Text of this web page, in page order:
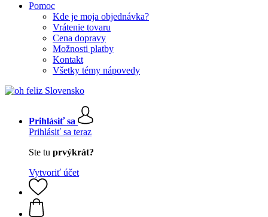
Pomoc
Kde je moja objednávka?
Vrátenie tovaru
Cena dopravy
Možnosti platby
Kontakt
Všetky témy nápovedy
Prihlásiť sa
Prihlásiť sa teraz
Ste tu prvýkrát?
Vytvoriť účet